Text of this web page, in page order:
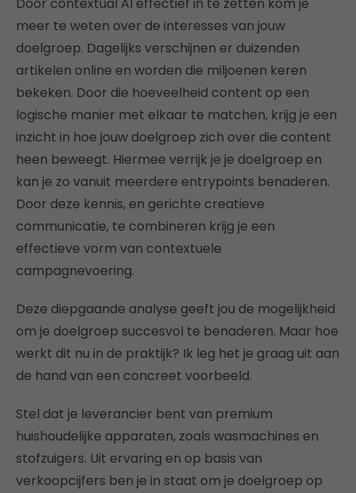
meer te weten over de interesses van jouw
doelgroep. Dagelijks verschijnen er duizenden
artikelen online en worden die miljoenen keren
bekeken. Door die hoeveelheid content op een
logische manier met elkaar te matchen, krijg je een
inzicht in hoe jouw doelgroep zich over die content
heen beweegt. Hiermee verrijk je je doelgroep en
kan je zo vanuit meerdere entrypoints benaderen.
Door deze kennis, en gerichte creatieve
communicatie, te combineren krijg je een
effectieve vorm van contextuele
campagnevoering.
Deze diepgaande analyse geeft jou de mogelijkheid
om je doelgroep succesvol te benaderen. Maar hoe
werkt dit nu in de praktijk? Ik leg het je graag uit aan
de hand van een concreet voorbeeld.
Stel dat je leverancier bent van premium
huishoudelijke apparaten, zoals wasmachines en
stofzuigers. Uit ervaring en op basis van
verkoopcijfers ben je in staat om je doelgroep op